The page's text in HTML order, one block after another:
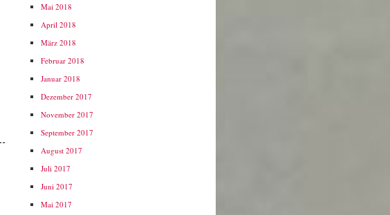
Mai 2018
April 2018
März 2018
Februar 2018
Januar 2018
Dezember 2017
November 2017
September 2017
August 2017
Juli 2017
Juni 2017
Mai 2017